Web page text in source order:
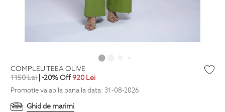
COMPLEU TEEA OLIVE
1150Lei| -20% Off920 Lei
Promotie valabila pana la data: 31-08-2026
Ghid de marimi